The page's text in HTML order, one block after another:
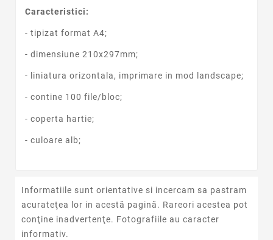
Caracteristici:
- tipizat format A4;
- dimensiune 210x297mm;
- liniatura orizontala, imprimare in mod landscape;
- contine 100 file/bloc;
- coperta hartie;
- culoare alb;
Informatiile sunt orientative si incercam sa pastram
acurateţea lor in acestă pagină. Rareori acestea pot
conţine inadvertenţe. Fotografiile au caracter
informativ.